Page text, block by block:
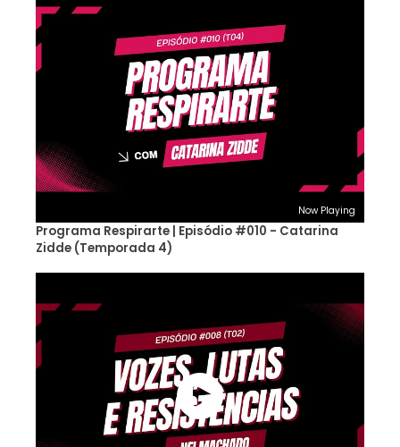
Now Playing
Programa Respirarte | Episódio #010 - Catarina
Zidde (Temporada 4)